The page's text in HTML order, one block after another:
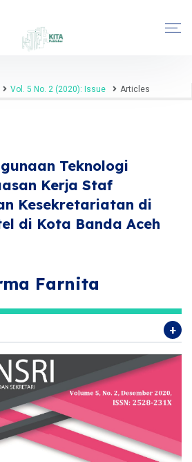
Vol. 5 No. 2 (2020): Issue Articles
Teknologi
Kerja Staf
Kesekretariatan di
di Kota Banda Aceh
Farnita